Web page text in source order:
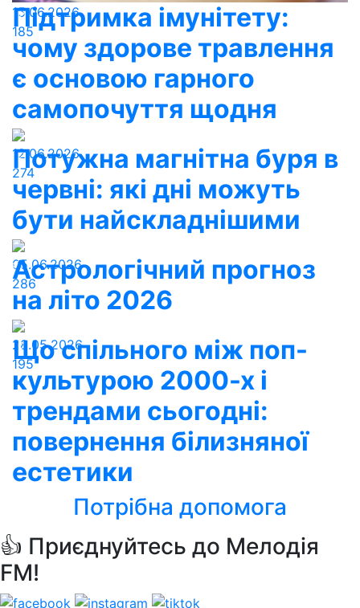
15.06.2026
185
Підтримка імунітету:
чому здорове травлення
є основою гарного
самопочуття щодня
12.06.2026
274
Потужна магнітна буря в
червні: які дні можуть
бути найскладнішими
05.06.2026
286
Астрологічний прогноз
на літо 2026
28.05.2026
195
Що спільного між поп-
культурою 2000-х і
трендами сьогодні:
повернення білизняної
естетики
Потрібна допомога
👍 Приєднуйтесь до Мелодія
FM!